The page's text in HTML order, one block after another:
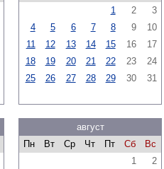
1
2
3
4
5 6 7 8 9
10
11
12 13 14 15 16
17
18
19 20 21 22 23
24
25
26 27 28 29 30 31
август
Пн
Вт Ср Чт Пт Сб
Вс
1
2